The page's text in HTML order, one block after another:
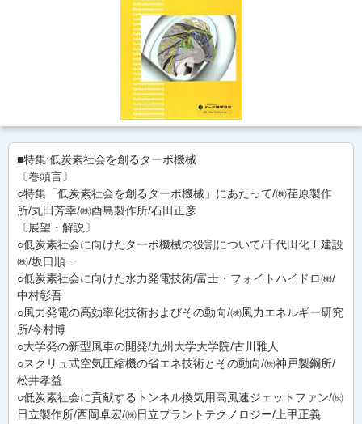
■特集:低炭素社会を創るターボ機械
〔巻頭言〕
○特集「低炭素社会を創るターボ機械」にあたって/㈱荏原製作
所/丸田芳幸/㈱酉島製作所/石田正彦
〔展望・解説〕
○低炭素社会に向けたターボ機械の役割について/千代田化工建設
㈱/坂口順一
○低炭素社会に向けた水力発電技術/富士・フォイトハイドロ㈱/
中村彰吾
○風力発電の高効率化技術およびその動向/㈱風力エネルギー研究
所/今村博
○大学発の新型風車の開発/九州大学大学院/古川雅人
○スクリュ式空気圧縮機の省エネ技術とその動向/㈱神戸製鋼所/
松井孝益
○低炭素社会に貢献するトンネル換気用高風速ジェットファン/㈱
日立製作所/西岡卓宏/㈱日立プラントテクノロジー/上甲正義